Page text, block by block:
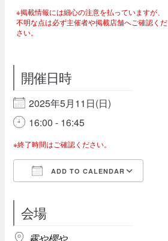
※掲載情報には細心の注意を払っていますが、
不明な点は必ず主催者や掲載店舗へご確認くだ
さい。
開催日時
2025年5月11日(日)
16:00 - 16:45
※終了時間はご確認ください。
ADD TO CALENDAR
会場